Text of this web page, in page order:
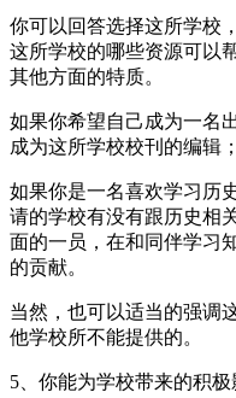
你可以回答选择这所学校
这所学校的哪些资源可以
其他方面的特质。
如果你希望自己成为一名
成为这所学校校刊的编辑；
如果你是一名喜欢学习历
请的学校有没有跟历史相
面的一员，在和同伴学习
的贡献。
当然，也可以适当的强调
他学校所不能提供的。
5、你能为学校带来的积极